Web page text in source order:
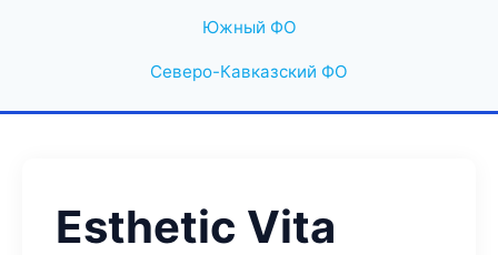
Южный ФО
Северо-Кавказский ФО
Esthetic Vita